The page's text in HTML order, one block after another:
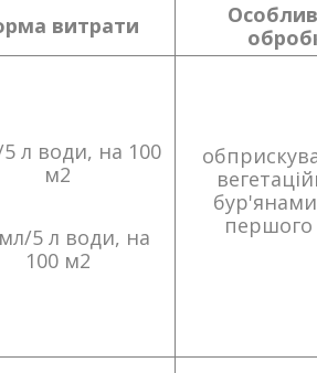
витрати
л води, на 100
м2
5 л води, на
100 м2
бур'янами
першого